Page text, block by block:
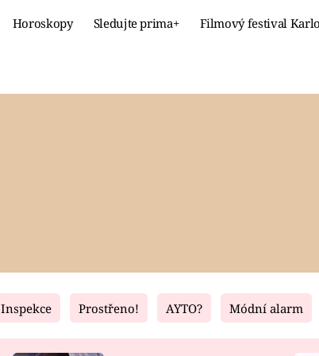
Horoskopy Sledujte prima+ Filmový festival
Fresh Living
Inspekce Prostřeno! AYTO? Módní alarm